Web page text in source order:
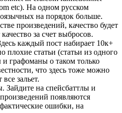
etc). На одном русском
на порядок больше.
произведений, качество будет
за счет выбросов.
каждый пост набирает 10к+
плохие статьи (статьи из одного
графоманы о таком только
что здесь тоже можно
зальет.
Зайдите на спейсбаттлы и
появляются
ошибки, на